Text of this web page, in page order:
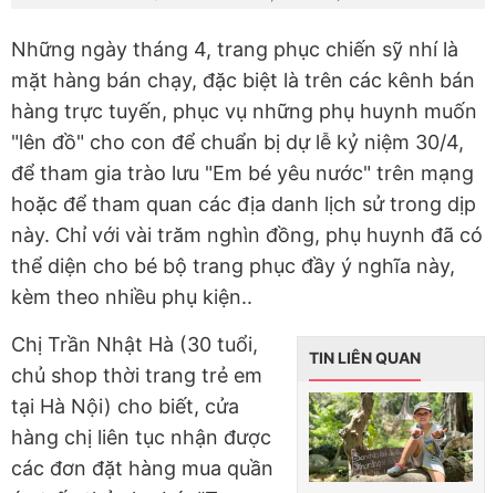
Những ngày tháng 4, trang phục chiến sỹ nhí là
mặt hàng bán chạy, đặc biệt là trên các kênh bán
hàng trực tuyến, phục vụ những phụ huynh muốn
"lên đồ" cho con để chuẩn bị dự lễ kỷ niệm 30/4,
để tham gia trào lưu "Em bé yêu nước" trên mạng
hoặc để tham quan các địa danh lịch sử trong dịp
này. Chỉ với vài trăm nghìn đồng, phụ huynh đã có
thể diện cho bé bộ trang phục đầy ý nghĩa này,
kèm theo nhiều phụ kiện..
TIN LIÊN QUAN
Chị Trần Nhật Hà (30 tuổi,
chủ shop thời trang trẻ em
tại Hà Nội) cho biết, cửa
hàng chị liên tục nhận được
các đơn đặt hàng mua quần